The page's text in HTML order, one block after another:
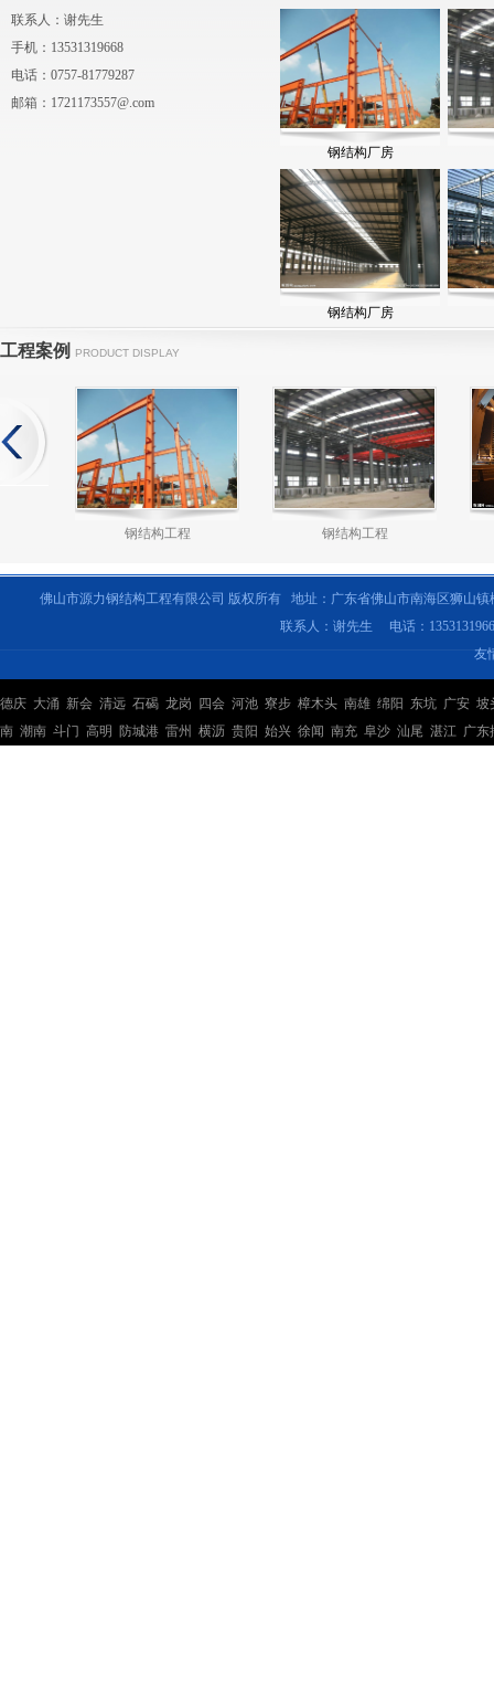
联系人：谢先生
手机：13531319668
电话：0757-81779287
邮箱： 1721173557@.com
钢结构厂房
钢结构厂房
工程案例 PRODUCT DISPLAY
钢结构工程 钢结构工程
钢结构工程 钢结构工程
佛山市源力钢结构工程有限公司 版权所有 地址：广东省佛山市南海区狮
联系人：谢先生 电话：
友
德庆 大涌 新会 清远 石碣 龙岗 四会 河池 寮步 樟木头 南雄 绵阳 东坑 广安 坡
南 潮南 斗门 高明 防城港 雷州 横沥 贵阳 始兴 徐闻 南充 阜沙 汕尾 湛江 广东